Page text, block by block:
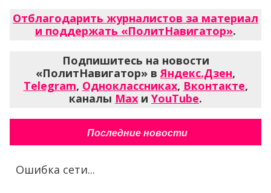
Отблагодарить журналистов за материал
и поддержать «ПолитНавигатор».
Подпишитесь на новости
«ПолитНавигатор» вЯндекс.Дзен,
Telegram, Одноклассниках, Вконтакте,
каналы Max и YouTube.
Последние новости
Ошибка сети...